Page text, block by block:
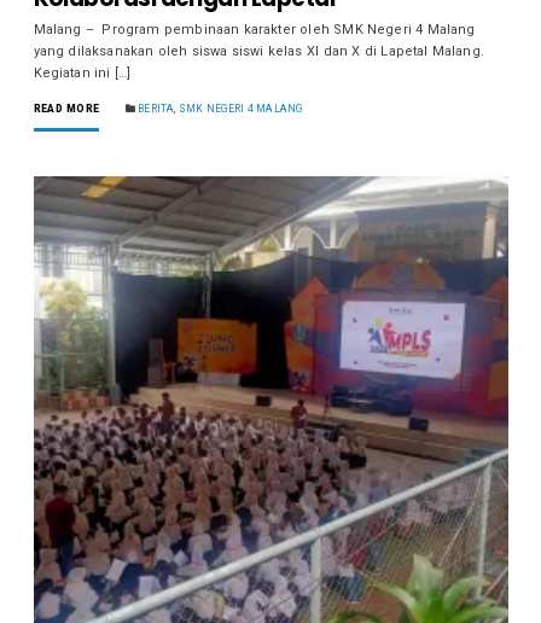
Malang – Program pembinaan karakter oleh SMK Negeri 4 Malang
yang dilaksanakan oleh siswa siswi kelas XI dan X di Lapetal Malang.
Kegiatan ini […]
READ MORE BERITA SMK NEGERI 4 MALANG